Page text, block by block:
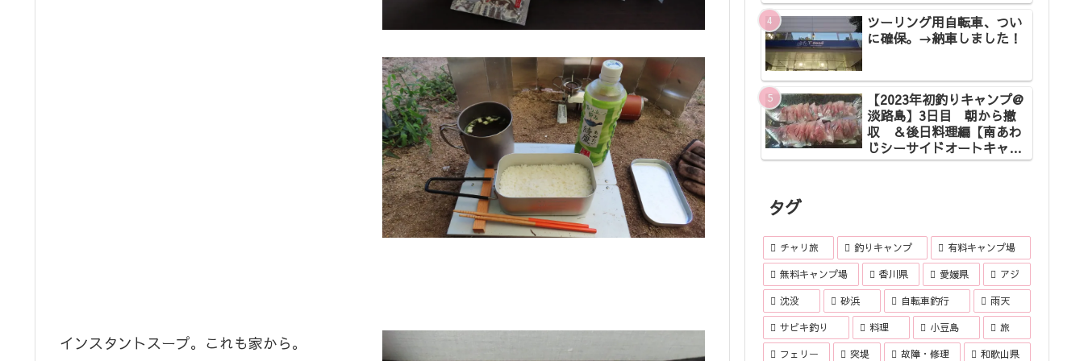
インスタントスープ。これも家から。
ツーリング用自転車、つい
に確保。→納車しました！
【2023年初釣りキャンプ@
淡路島】3日目 朝から撤
収 ＆後日料理編【南あわ
じシーサイドオートキャン
プ場】
タグ
チャリ旅 釣りキャンプ 有料キャンプ場
無料キャンプ場 香川県 愛媛県 アジ
沈没 砂浜 自転車釣行 雨天
サビキ釣り 料理 小豆島 旅
フェリー 突堤 故障・修理 和歌山県